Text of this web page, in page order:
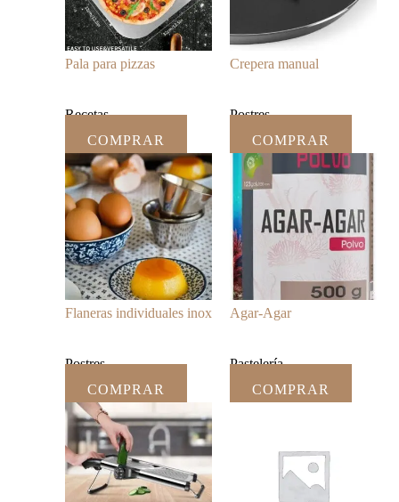
Pala para pizzas
Recetas
COMPRAR
Crepera manual
Postres
COMPRAR
Flaneras individuales inox
Postres
COMPRAR
Agar-Agar
Pastelería
COMPRAR